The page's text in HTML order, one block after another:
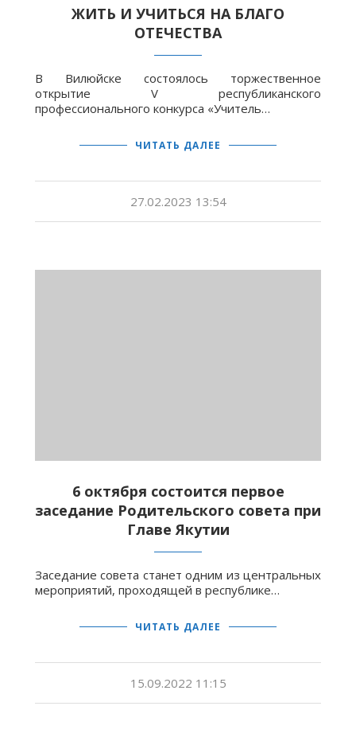
ЖИТЬ И УЧИТЬСЯ НА БЛАГО
ОТЕЧЕСТВА
В Вилюйске состоялось торжественное
открытие V республиканского
профессионального конкурса «Учитель…
ЧИТАТЬ ДАЛЕЕ
27.02.2023 13:54
6 октября состоится первое
заседание Родительского совета при
Главе Якутии
Заседание совета станет одним из центральных
мероприятий, проходящей в республике…
ЧИТАТЬ ДАЛЕЕ
15.09.2022 11:15